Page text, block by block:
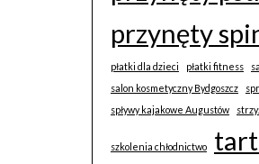
przynęty
płatki dla dzieci płatki fitness
salon kosmetyczny Bydgoszcz
spływy kajakowe Augustów
szkolenia chłodnictwo